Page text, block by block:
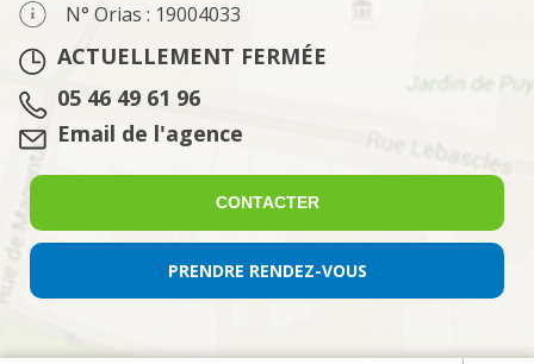
N° Orias : 19004033
ACTUELLEMENT FERMÉE
Tél. :
05 46 49 61 96
Email :
Email de l'agence
CONTACTER
PRENDRE RENDEZ-VOUS